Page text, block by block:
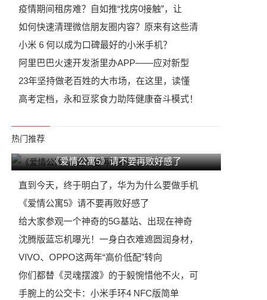
疫情期间租房难？自如推“找房0接触”，让
如何快速清理微信朋友圈内容？原来有这些清
小米 6 何以成为口碑最好的小米手机？
阿里巴巴火速开发浙里办APP——应对新型
23年坚持做老百姓的大市场，在这里，读懂
高考定档，永和豆浆食力助阵健康奋斗模式！
热门推荐
《爱情公寓5》请不要再败好感了
直到今天，终于明白了，华为为什么要做手机
《爱情公寓5》请不要再败好感了
给大家参观一个神奇的5G基站、出现在神奇
沈腾版蓝忘机曝光！一身白衣难遮圆润身材，
VIVO、OPPO这两年“高价低配”转向
你们都替《灵魂摆渡》的于毅惋惜他不火，可
手腕上的公交卡：小米手环4 NFC版简单